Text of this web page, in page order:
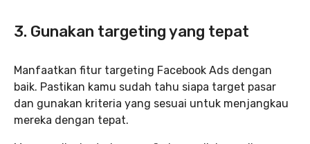
3. Gunakan targeting yang tepat
Manfaatkan fitur targeting Facebook Ads dengan
baik. Pastikan kamu sudah tahu siapa target pasar
dan gunakan kriteria yang sesuai untuk menjangkau
mereka dengan tepat.